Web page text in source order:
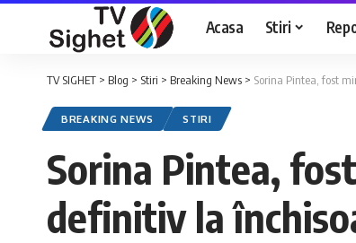
Acasa Stiri
TV SIGHET > Blog > Stiri > Breaking News > Sorina Pintea, fost
BREAKING NEWS STIRI
Sorina Pintea,
definitiv la